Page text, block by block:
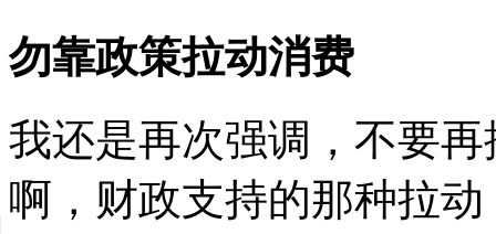
勿靠政策拉动消费
我还是再次强调，不要
啊，财政支持的那种拉